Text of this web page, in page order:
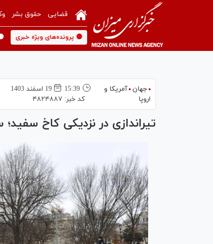
قضایی حقوق بشر
🟡 پرونده‌های ویژه خبری
جهان آمریکا و
اروپا
15:39
19 اسفند 1403
کد خبر: ۴۸۲۴۸۸۷
تیراندازی در نزدیکی کاخ